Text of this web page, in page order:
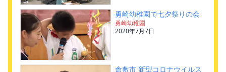
勇崎幼稚園で七夕祭りの会
勇崎幼稚園
2020年7月7日
倉敷市 新型コロナウイルス